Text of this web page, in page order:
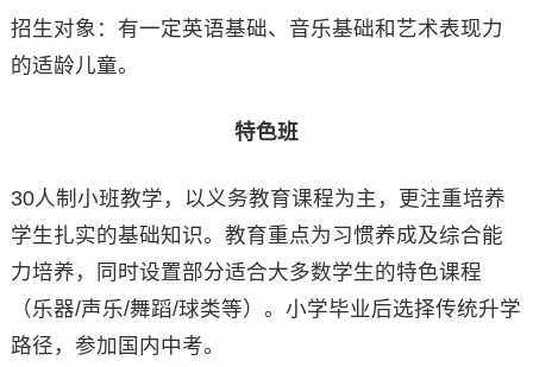
招生对象：有一定英语基础、音乐基础和艺术表现力
的适龄儿童。
特色班
30人制小班教学，以义务教育课程为主，更注重培养
学生扎实的基础知识。教育重点为习惯养成及综合能
力培养，同时设置部分适合大多数学生的特色课程
（乐器/声乐/舞蹈/球类等）。小学毕业后选择传统升学
路径，参加国内中考。